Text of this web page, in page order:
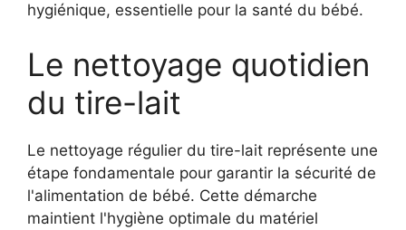
hygiénique, essentielle pour la santé du bébé.
Le nettoyage quotidien
du tire-lait
Le nettoyage régulier du tire-lait représente une
étape fondamentale pour garantir la sécurité de
l'alimentation de bébé. Cette démarche
maintient l'hygiène optimale du matériel